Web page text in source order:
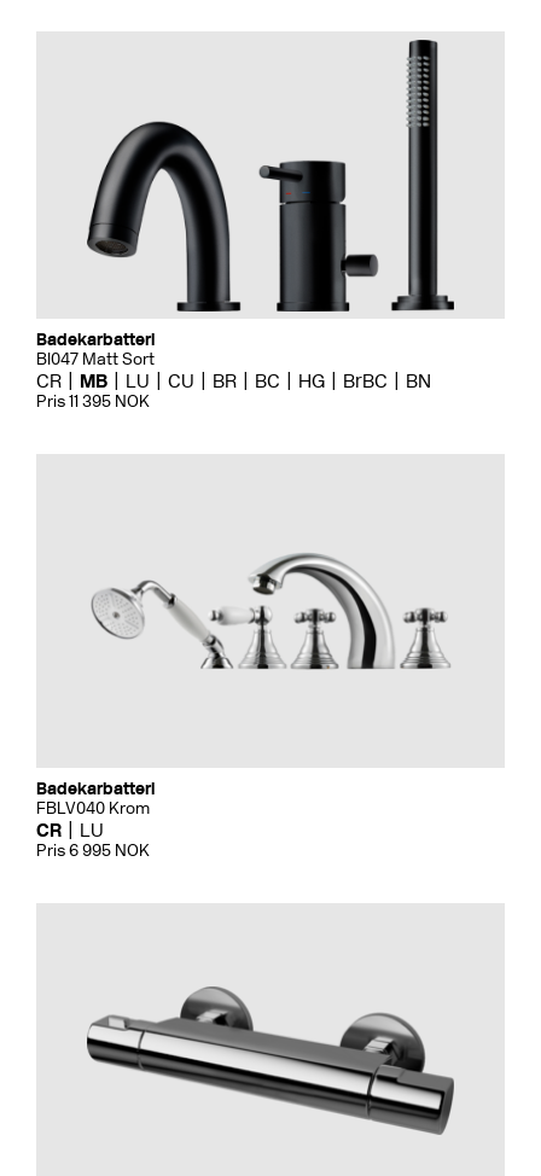
Badekarbatteri
BI047 Matt Sort
CR MB LU CU BR BC HG BrBC BN
Pris 11 395 NOK
Badekarbatteri
FBLV040 Krom
CR LU
Pris 6 995 NOK